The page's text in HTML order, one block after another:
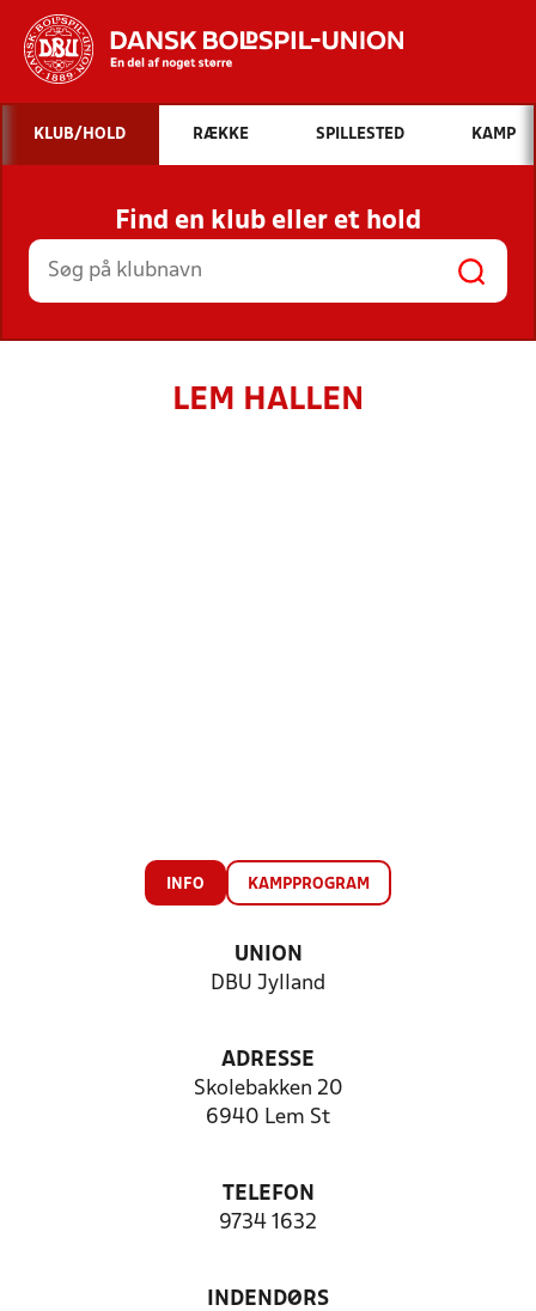
Hvad vil du søge efter?
INDHOLD OG NYHEDER
STILLINGER, RESULTATER, KLUBBER OG
HOLD
KLUB/HOLD RÆKKE SPILLESTED KAMP
Find en klub eller et hold
LEM HALLEN
INFO KAMPPROGRAM
UNION
DBU Jylland
ADRESSE
Skolebakken 20
6940 Lem St
TELEFON
9734 1632
INDENDØRS